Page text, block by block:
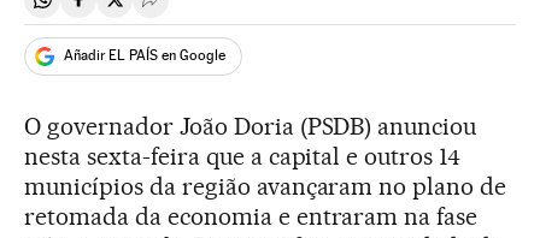
Compartir en Whatsapp
Compartir en Facebook
Compartir en Twitter
Desplegar Redes Sociales
Añadir EL PAÍS en Google
O governador João Doria (PSDB) anunciou
nesta sexta-feira que a capital e outros 14
municípios da região avançaram no plano de
retomada da economia e entraram na fase